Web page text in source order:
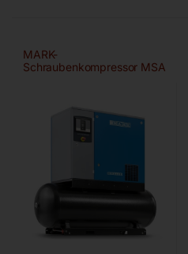
MARK-
Schraubenkompressor MSA